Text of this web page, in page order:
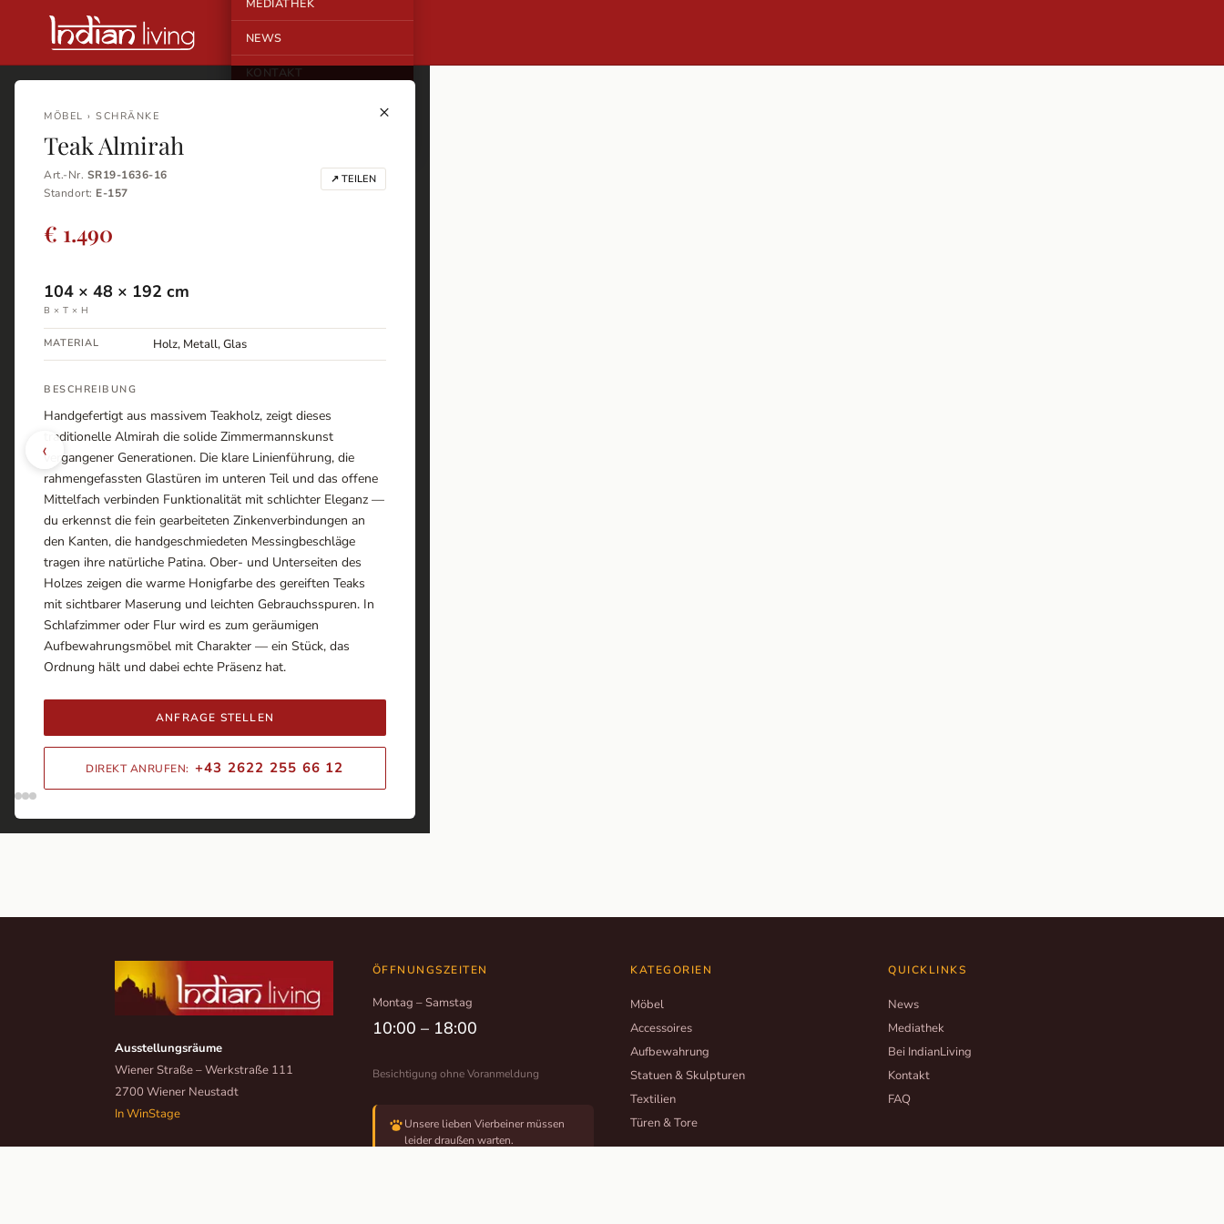
MEDIATHEK
NEWS
KONTAKT
×
‹
MÖBEL › SCHRÄNKE
Teak Almirah
Art.-Nr. SR19-1636-16
Standort: E-157
↗ TEILEN
€ 1.490
104 × 48 × 192 cm
B × T × H
MATERIAL Holz, Metall, Glas
BESCHREIBUNG
Handgefertigt aus massivem Teakholz, zeigt dieses
traditionelle Almirah die solide Zimmermannskunst
vergangener Generationen. Die klare Linienführung, die
rahmengefassten Glastüren im unteren Teil und das offene
Mittelfach verbinden Funktionalität mit schlichter Eleganz —
du erkennst die fein gearbeiteten Zinkenverbindungen an
den Kanten, die handgeschmiedeten Messingbeschläge
tragen ihre natürliche Patina. Ober- und Unterseiten des
Holzes zeigen die warme Honigfarbe des gereiften Teaks
mit sichtbarer Maserung und leichten Gebrauchsspuren. In
Schlafzimmer oder Flur wird es zum geräumigen
Aufbewahrungsmöbel mit Charakter — ein Stück, das
Ordnung hält und dabei echte Präsenz hat.
ANFRAGE STELLEN
DIREKT ANRUFEN: +43 2622 255 66 12
Ausstellungsräume
Wiener Straße – Werkstraße 111
2700 Wiener Neustadt
In WinStage
ÖFFNUNGSZEITEN
Montag – Samstag
10:00 – 18:00
Besichtigung ohne Voranmeldung
Unsere lieben Vierbeiner müssen
leider draußen warten.
KATEGORIEN
Möbel
Accessoires
Aufbewahrung
Statuen & Skulpturen
Textilien
Türen & Tore
QUICKLINKS
News
Mediathek
Bei IndianLiving
Kontakt
FAQ